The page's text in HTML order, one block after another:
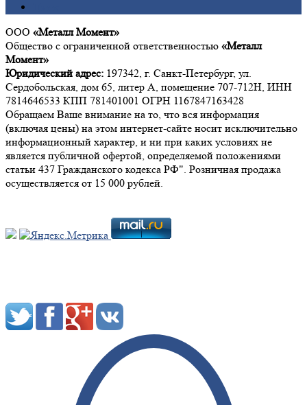
ООО «Металл Момент»
Общество с ограниченной ответственностью «Металл
Момент»
Юридический адрес: 197342, г. Санкт-Петербург, ул.
Сердобольская, дом 65, литер А, помещение 707-712Н, ИНН
7814646533 КПП 781401001 ОГРН 1167847163428
Обращаем Ваше внимание на то, что вся информация
(включая цены) на этом интернет-сайте носит исключительно
информационный характер, и ни при каких условиях не
является публичной офертой, определяемой положениями
статьи 437 Гражданского кодекса РФ". Розничная продажа
осуществляется от 15 000 рублей.